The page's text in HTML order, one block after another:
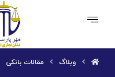
وبلاگ مقالات بانکی